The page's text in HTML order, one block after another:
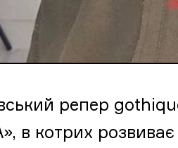
репер
в котрих